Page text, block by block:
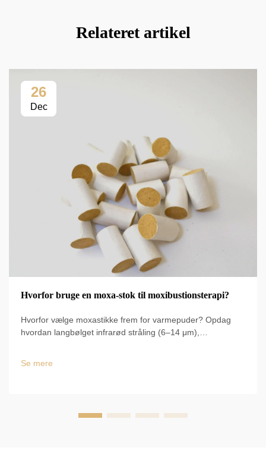
Relateret artikel
26
Dec
Hvorfor bruge en moxa-stok til moxibustionsterapi?
Hvorfor vælge moxastikke frem for varmepuder? Opdag
hvordan langbølget infrarød stråling (6–14 μm),
Se mere